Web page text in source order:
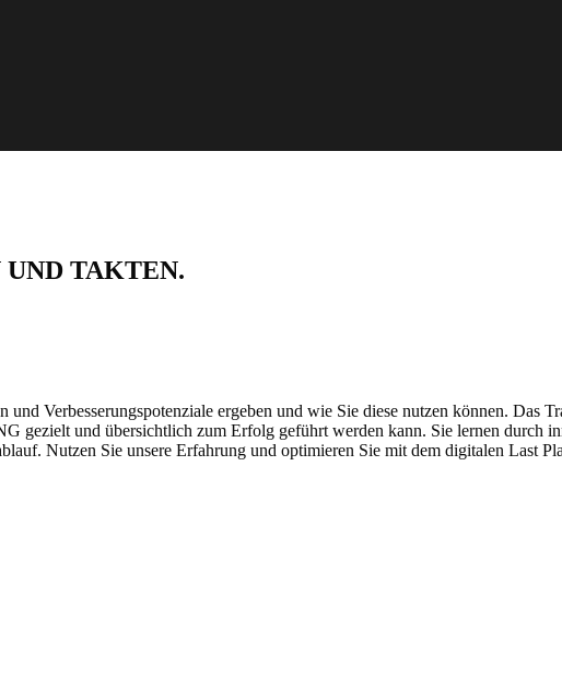
TAKTEN.
Verbesserungspotenziale ergeben und wie Sie diese nutzen können. Das
und übersichtlich zum Erfolg geführt werden kann. Sie lernen durch
Nutzen Sie unsere Erfahrung und optimieren Sie mit dem digitalen Last